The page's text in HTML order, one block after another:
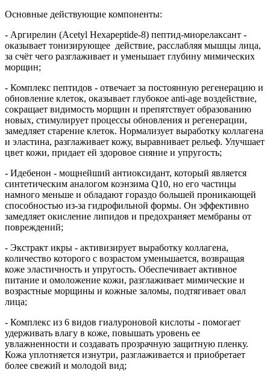
Основные действующие компоненты:
- Аргирелин (Acetyl Hexapeptide-8) пептид-миорелаксант -
оказывает тонизирующее действие, расслабляя мышцы лица,
за счёт чего разглаживает и уменьшает глубину мимических
морщин;
- Комплекс пептидов - отвечает за постоянную регенерацию и
обновление клеток, оказывает глубокое anti-age воздействие,
сокращает видимость морщин и препятствует образованию
новых, стимулирует процессы обновления и регенерации,
замедляет старение клеток. Нормализует выработку коллагена
и эластина, разглаживает кожу, выравнивает рельеф. Улучшает
цвет кожи, придает ей здоровое сияние и упругость;
- Идебенон - мощнейший антиоксидант, который является
синтетическим аналогом коэнзима Q10, но его частицы
намного меньше и обладают гораздо большей проникающей
способностью из-за гидрофильной формы. Он эффективно
замедляет окисление липидов и предохраняет мембраны от
повреждений;
- Экстракт икры - активизирует выработку коллагена,
количество которого с возрастом уменьшается, возвращая
коже эластичность и упругость. Обеспечивает активное
питание и омоложение кожи, разглаживает мимические и
возрастные морщины и кожные заломы, подтягивает овал
лица;
- Комплекс из 6 видов гиалуроновой кислоты - помогает
удерживать влагу в коже, повышать уровень ее
увлажненности и создавать прозрачную защитную пленку.
Кожа уплотняется изнутри, разглаживается и приобретает
более свежий и молодой вид;